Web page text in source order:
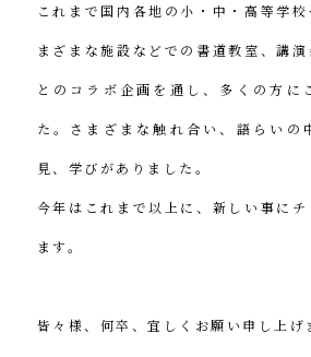
これまで国内各地の小・中・高等学
まざまな施設などでの書道教室、講
とのコラボ企画を通し、多くの方に
た。さまざまな触れ合い、語らいの
見、学びがありました。
今年はこれまで以上に、新しい事にチ
ます。
皆々様、何卒、宜しくお願い申し上げ